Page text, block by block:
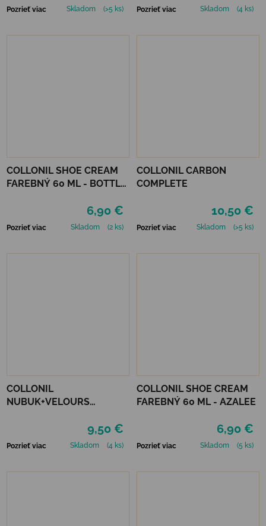
Pozrieť viac Skladom (>5 ks) Pozrieť viac Skladom (4 ks)
COLLONIL SHOE CREAM
FAREBNÝ 60 ML - BOTTLE
6,90 €
Pozrieť viac Skladom (2 ks)
COLLONIL CARBON
COMPLETE
10,50 €
Pozrieť viac Skladom (>5 ks)
COLLONIL
NUBUK+VELOURS
9,50 €
Pozrieť viac Skladom (4 ks)
COLLONIL SHOE CREAM
FAREBNÝ 60 ML - AZALEE
6,90 €
Pozrieť viac Skladom (5 ks)